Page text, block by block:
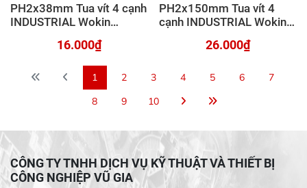
PH2x38mm Tua vít 4 cạnh
INDUSTRIAL Wokin
16.000₫
PH2x150mm Tua vít 4
cạnh INDUSTRIAL Wokin
26.000₫
1 2 3 4 5 6
7
8
9 10
CÔNG TY TNHH DỊCH VỤ KỸ THUẬT VÀ THIẾT BỊ
CÔNG NGHIỆP VŨ GIA